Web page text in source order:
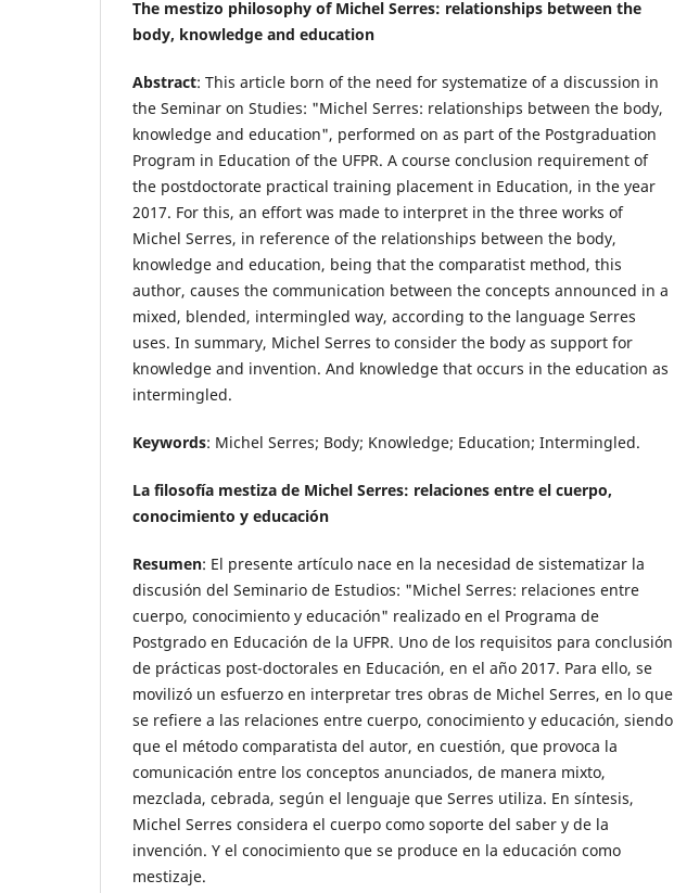
The mestizo philosophy of Michel Serres: relationships between the
body, knowledge and education
Abstract: This article born of the need for systematize of a discussion in
the Seminar on Studies: "Michel Serres: relationships between the body,
knowledge and education", performed on as part of the Postgraduation
Program in Education of the UFPR. A course conclusion requirement of
the postdoctorate practical training placement in Education, in the year
2017. For this, an effort was made to interpret in the three works of
Michel Serres, in reference of the relationships between the body,
knowledge and education, being that the comparatist method, this
author, causes the communication between the concepts announced in a
mixed, blended, intermingled way, according to the language Serres
uses. In summary, Michel Serres to consider the body as support for
knowledge and invention. And knowledge that occurs in the education as
intermingled.
Keywords: Michel Serres; Body; Knowledge; Education; Intermingled.
La filosofía mestiza de Michel Serres: relaciones entre el cuerpo,
conocimiento y educación
Resumen: El presente artículo nace en la necesidad de sistematizar la
discusión del Seminario de Estudios: "Michel Serres: relaciones entre
cuerpo, conocimiento y educación" realizado en el Programa de
Postgrado en Educación de la UFPR. Uno de los requisitos para conclusión
de prácticas post-doctorales en Educación, en el año 2017. Para ello, se
movilizó un esfuerzo en interpretar tres obras de Michel Serres, en lo que
se refiere a las relaciones entre cuerpo, conocimiento y educación, siendo
que el método comparatista del autor, en cuestión, que provoca la
comunicación entre los conceptos anunciados, de manera mixto,
mezclada, cebrada, según el lenguaje que Serres utiliza. En síntesis,
Michel Serres considera el cuerpo como soporte del saber y de la
invención. Y el conocimiento que se produce en la educación como
mestizaje.